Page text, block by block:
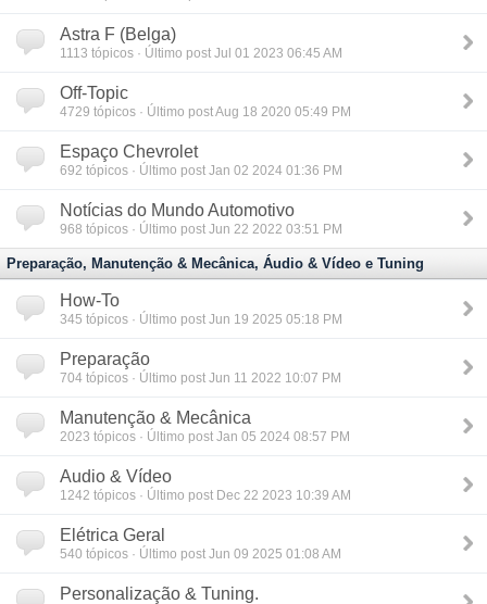
Astra F (Belga)
1113 tópicos · Último post Jul 01 2023 06:45 AM
Off-Topic
4729 tópicos · Último post Aug 18 2020 05:49 PM
Espaço Chevrolet
692 tópicos · Último post Jan 02 2024 01:36 PM
Notícias do Mundo Automotivo
968 tópicos · Último post Jun 22 2022 03:51 PM
Preparação, Manutenção & Mecânica, Áudio & Vídeo e Tuning
How-To
345 tópicos · Último post Jun 19 2025 05:18 PM
Preparação
704 tópicos · Último post Jun 11 2022 10:07 PM
Manutenção & Mecânica
2023 tópicos · Último post Jan 05 2024 08:57 PM
Audio & Vídeo
1242 tópicos · Último post Dec 22 2023 10:39 AM
Elétrica Geral
540 tópicos · Último post Jun 09 2025 01:08 AM
Personalização & Tuning.